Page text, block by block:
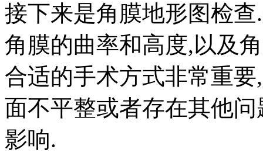
接下来是角膜地形图检
角膜的曲率和高度,以及
合适的手术方式非常重
面不平整或者存在其他
影响.